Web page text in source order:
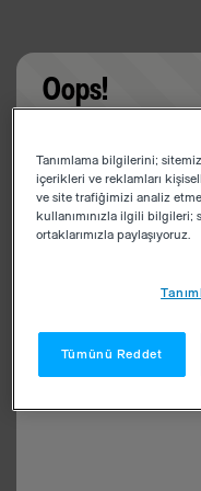
Oops!
app
Tanımlama bilgilerini;
içerikleri ve reklamları
ve site trafiğimizi analiz
kullanımınızla ilgili bilgileri;
ortaklarımızla paylaşıyoruz.
Tümünü Reddet